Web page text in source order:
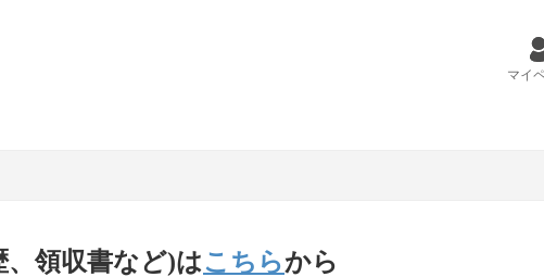
マイ
領収書など)はこちらから